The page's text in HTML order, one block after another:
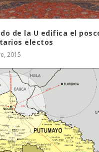
de la U edifica el
electos
2015